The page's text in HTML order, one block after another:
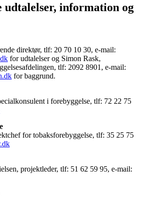
information og
direktør, tlf: 20 70 10 30, e-mail:
for udtalelser og Simon Rask,
tlf: 2092 8901, e-mail:
for baggrund.
i forebyggelse, tlf: 72 22 75
for tobaksforebyggelse, tlf: 35 25 75
projektleder, tlf: 51 62 59 95, e-mail: